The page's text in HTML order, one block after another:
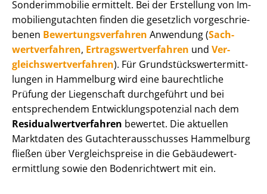
Sonderimmobilie ermittelt. Bei der Erstellung von Im­
mo­bi­li­en­gut­ach­ten finden die gesetzlich vor­ge­schrie­
be­nen Be­wer­tungs­ver­fah­ren Anwendung (Sach­
wert­ver­fah­ren, Er­trags­wert­ver­fah­ren und Ver­
gleichs­wert­ver­fah­ren). Für Grund­stücks­wert­ermitt­
lun­gen in Hammelburg wird eine baurechtliche
Prüfung der Liegenschaft durchgeführt und bei
entsprechendem Ent­wick­lungs­po­ten­zi­al nach dem
Re­si­du­al­wert­ver­fah­ren bewertet. Die aktuellen
Marktdaten des Gut­ach­ter­aus­schus­ses Hammelburg
fließen über Ver­gleichs­prei­se in die Ge­bäu­de­wert­
ermitt­lung sowie den Bodenrichtwert mit ein.